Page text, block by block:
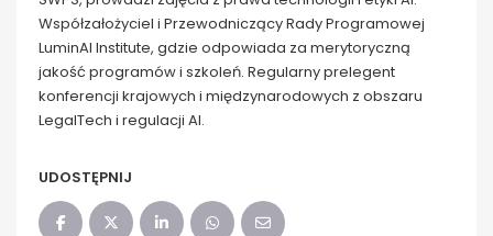
Współzałożyciel i Przewodniczący Rady Programowej
LuminAI Institute, gdzie odpowiada za merytoryczną
jakość programów i szkoleń. Regularny prelegent
konferencji krajowych i międzynarodowych z obszaru
LegalTech i regulacji AI.
UDOSTĘPNIJ